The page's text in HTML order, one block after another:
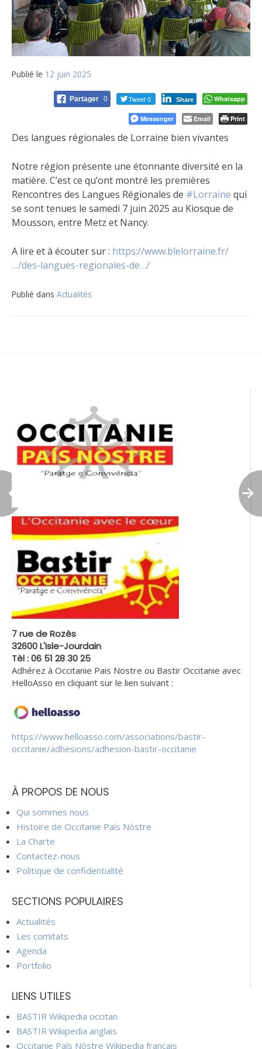
Publié le 12 juin 2025
Partager 0 Tweet 0 Share Whatsapp
Messenger Email Print
Des langues régionales de Lorraine bien vivantes
Notre région présente une étonnante diversité en la
matière. C’est ce qu’ont montré les premières
Rencontres des Langues Régionales de #Lorraine qui
se sont tenues le samedi 7 juin 2025 au Kiosque de
Mousson, entre Metz et Nancy.
A lire et à écouter sur : https://www.blelorraine.fr/
…/des-langues-regionales-de…/
Publié dans Actualités
7 rue de Rozès
32600 L'Isle-Jourdain
Tèl : 06 51 28 30 25
Adhérez à Occitanie Pais Nostre ou Bastir Occitanie avec
HelloAsso en cliquant sur le lien suivant :
https://www.helloasso.com/associations/bastir-
occitanie/adhesions/adhesion-bastir-occitanie
À PROPOS DE NOUS
Qui sommes nous
Histoire de Occitanie País Nòstre
La Charte
Contactez-nous
Politique de confidentialité
SECTIONS POPULAIRES
Actualités
Les comitats
Agenda
Portfolio
LIENS UTILES
BASTIR Wikipedia occitan
BASTIR Wikipedia anglais
Occitanie País Nòstre Wikipedia français